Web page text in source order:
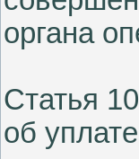
органа
Статья
об